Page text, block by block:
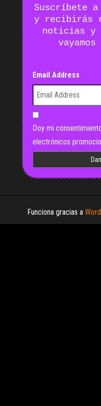
Suscríbete
y recibirás
noticias y
Email Address
Doy mi
electrónicos
Funciona gracias a